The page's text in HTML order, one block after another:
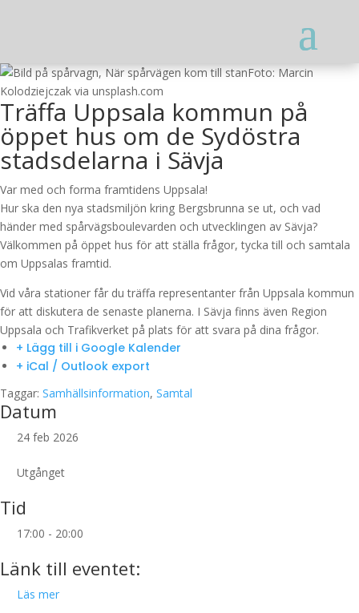
Foto: Marcin
Kolodziejczak via unsplash.com
Träffa Uppsala kommun på
öppet hus om de Sydöstra
stadsdelarna i Sävja
Var med och forma framtidens Uppsala!
Hur ska den nya stadsmiljön kring Bergsbrunna se ut, och vad
händer med spårvägsboulevarden och utvecklingen av Sävja?
Välkommen på öppet hus för att ställa frågor, tycka till och samtala
om Uppsalas framtid.
Vid våra stationer får du träffa representanter från Uppsala kommun
för att diskutera de senaste planerna. I Sävja finns även Region
Uppsala och Trafikverket på plats för att svara på dina frågor.
+ Lägg till i Google Kalender
+ iCal / Outlook export
Taggar: Samhällsinformation, Samtal
Datum
24 feb 2026
Utgånget
Tid
17:00 - 20:00
Länk till eventet:
Läs mer